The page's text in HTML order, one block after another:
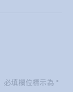
必填欄位標示為 *